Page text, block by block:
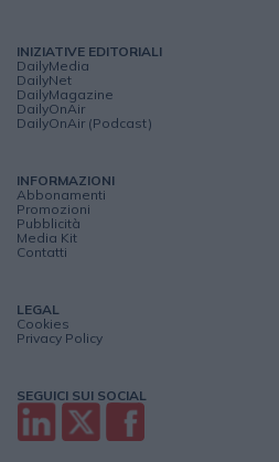
INIZIATIVE EDITORIALI
DailyMedia
DailyNet
DailyMagazine
DailyOnAir
DailyOnAir (Podcast)
INFORMAZIONI
Abbonamenti
Promozioni
Pubblicità
Media Kit
Contatti
LEGAL
Cookies
Privacy Policy
SEGUICI SUI SOCIAL